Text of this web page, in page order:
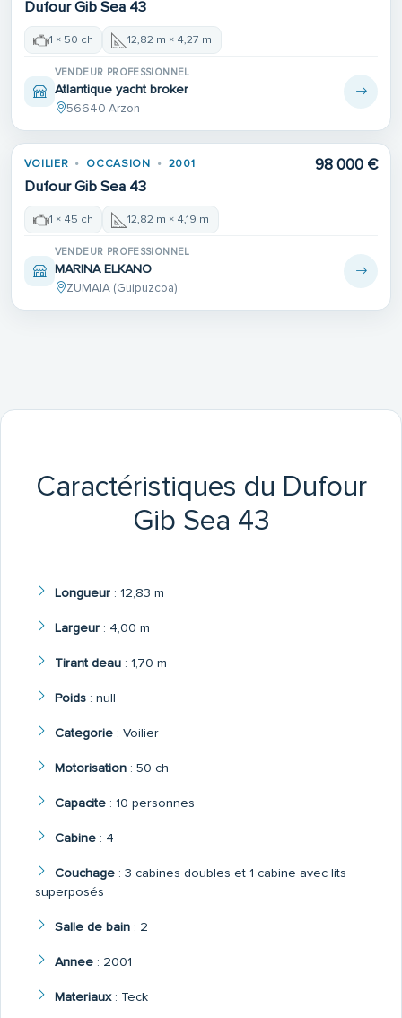
Dufour Gib Sea 43
1 × 50 ch 12,82 m × 4,27 m
VENDEUR PROFESSIONNEL
Atlantique yacht broker
56640 Arzon
VOILIER OCCASION 2001
Dufour Gib Sea 43
98 000 €
1 × 45 ch 12,82 m × 4,19 m
VENDEUR PROFESSIONNEL
MARINA ELKANO
ZUMAIA (Guipuzcoa)
Caractéristiques du Dufour
Gib Sea 43
Longueur: 12,83 m
Largeur: 4,00 m
Tirant deau: 1,70 m
Poids: null
Categorie: Voilier
Motorisation: 50 ch
Capacite: 10 personnes
Cabine: 4
Couchage: 3 cabines doubles et 1 cabine avec lits
superposés
Salle de bain: 2
Annee: 2001
Materiaux: Teck